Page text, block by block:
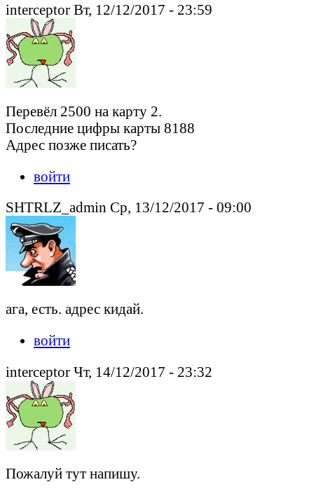
interceptor Вт, 12/12/2017 - 23:59
Перевёл 2500 на карту 2.
Последние цифры карты 8188
Адрес позже писать?
войти
SHTRLZ_admin Ср, 13/12/2017 - 09:00
ага, есть. адрес кидай.
войти
interceptor Чт, 14/12/2017 - 23:32
Пожалуй тут напишу.